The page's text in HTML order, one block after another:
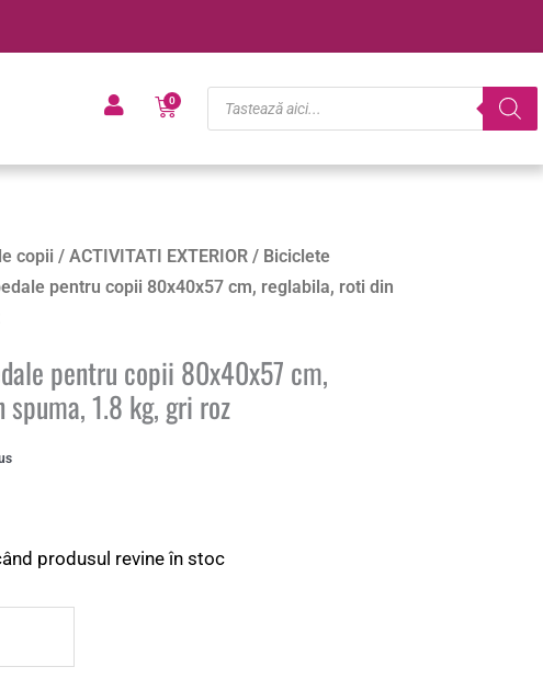
0
Cart
Products
search
copii /ACTIVITATI EXTERIOR / Biciclete
pentru copii 80x40x57 cm, reglabila, roti din
pentru copii 80x40x57 cm,
1.8 kg, gri roz
produsul revine în stoc